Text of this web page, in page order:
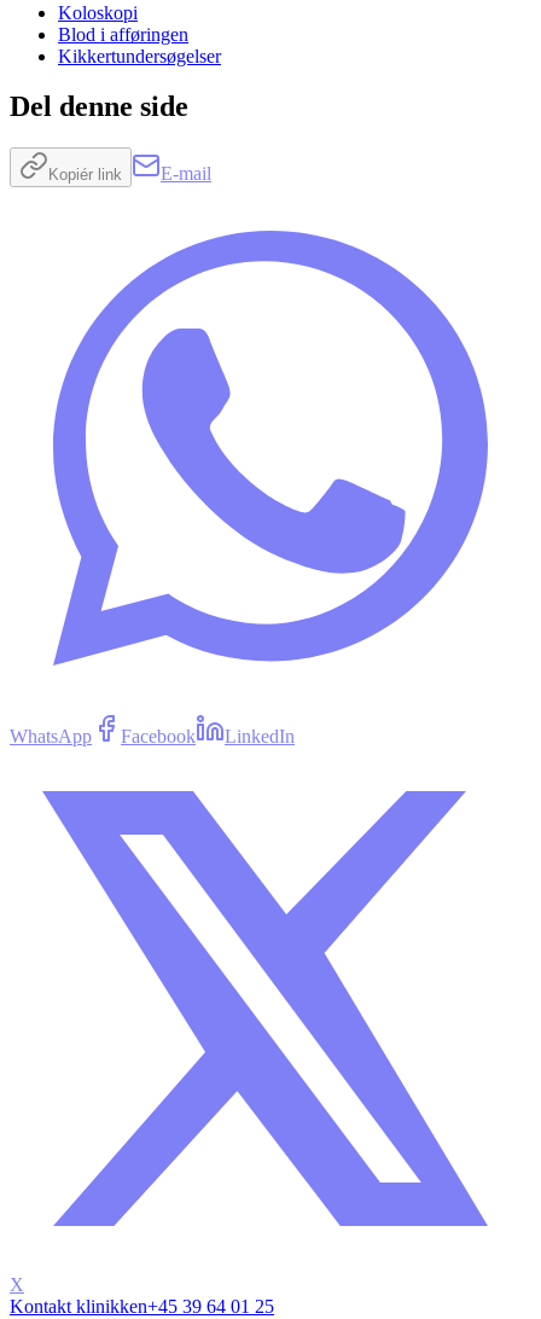
Koloskopi
Blod i afføringen
Kikkertundersøgelser
Del denne side
Kopiér link E-mail
WhatsApp Facebook LinkedIn
X
Kontakt klinikken+45 39 64 01 25